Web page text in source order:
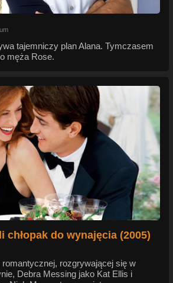
tajemniczy plan Alana. Tymczasem
męża Rose.
chłopak do wynajęcia (2005)
rozgrywającej się w
Debra Messing jako Kat Ellis i